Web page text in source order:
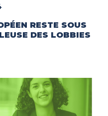
RESTE SOUS
DES LOBBIES